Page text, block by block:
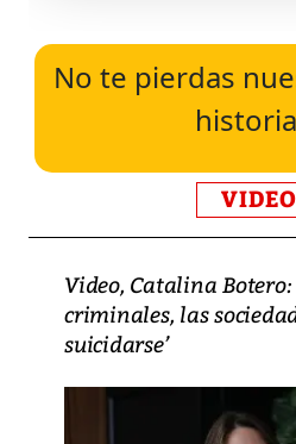
No te pierdas
Video, Catalina
criminales, las
suicidarse’